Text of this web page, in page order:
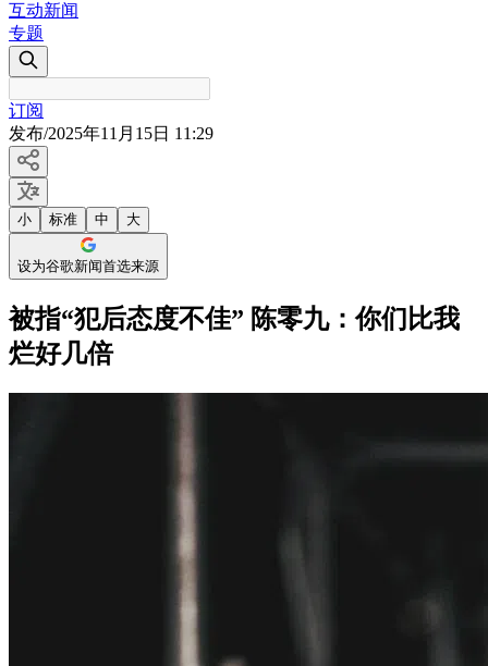
互动新闻
专题
订阅
发布/2025年11月15日 11:29
小 标准 中 大
设为谷歌新闻首选来源
被指“犯后态度不佳” 陈零九：你们比我
烂好几倍